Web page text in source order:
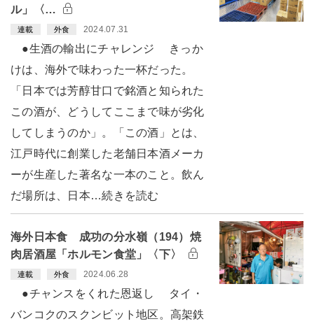
ル」〈…
連載 外食 2024.07.31
●生酒の輸出にチャレンジ きっか
けは、海外で味わった一杯だった。
「日本では芳醇甘口で銘酒と知られた
この酒が、どうしてここまで味が劣化
してしまうのか」。「この酒」とは、
江戸時代に創業した老舗日本酒メーカ
ーが生産した著名な一本のこと。飲ん
だ場所は、日本…続きを読む
海外日本食 成功の分水嶺（194）焼
肉居酒屋「ホルモン食堂」〈下〉
連載 外食 2024.06.28
●チャンスをくれた恩返し タイ・
バンコクのスクンビット地区。高架鉄